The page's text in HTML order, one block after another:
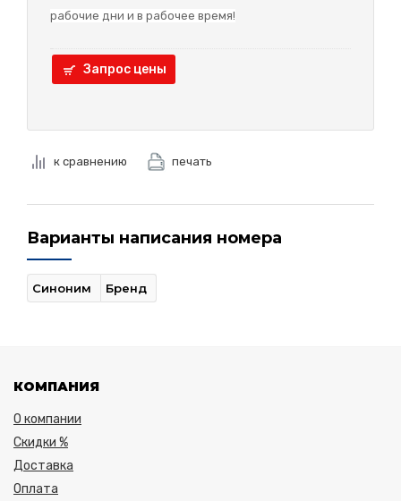
рабочие дни и в рабочее время!
Запрос цены
к сравнению печать
Варианты написания номера
Синоним Бренд
КОМПАНИЯ
О компании
Скидки %
Доставка
Оплата